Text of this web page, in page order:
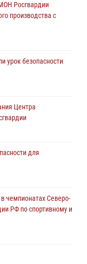
очевидцами
спасателей, а
фестивале
обнаружили
ему вернуться
задержаны
Росгвардии
производства с
урок безопасности
Центра
для
чемпионатах Северо-
РФ по спортивному и